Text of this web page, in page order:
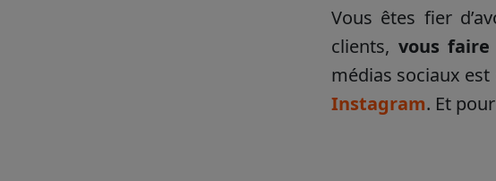
Vous êtes fier
clients, vous
médias sociaux
Instagram. Et